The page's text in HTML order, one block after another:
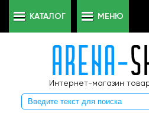
Интернет-магазин
КАТАЛОГ МЕНЮ